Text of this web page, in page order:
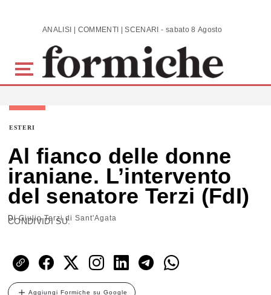
Skip to main content ANALISI | COMMENTI | SCENARI - sabato 8 Agosto 2026
ESTERI
Al fianco delle donne
iraniane. L’intervento
del senatore Terzi (FdI)
DiGiulio Terzi di Sant'Agata
CONDIVIDI SU:
Aggiungi Formiche su Google